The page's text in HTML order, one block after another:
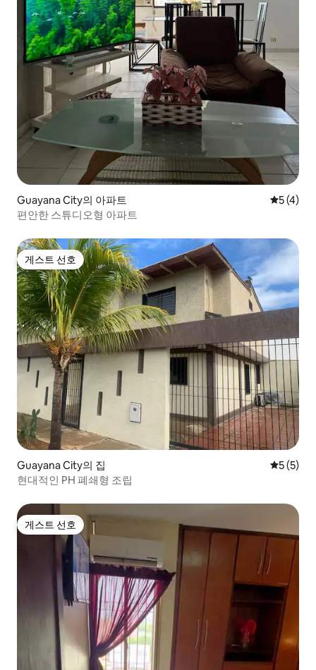
Guayana City의 아파트 평점 5점
5 (4)
편안한 스튜디오형 아파트
게스트 선호
게스트 선호
Guayana City의 집 평점 5점
5 (5)
현대적인 PH 폐쇄형 조립
게스트 선호
게스트 선호